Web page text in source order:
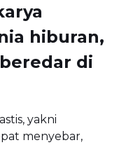
hiburan,
di
yakni
menyebar,